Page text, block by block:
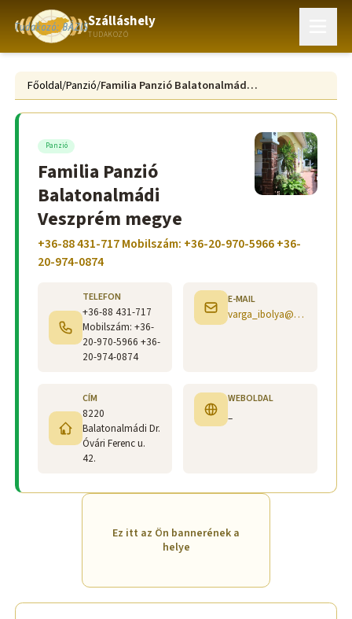
Szálláshely
TUDAKOZÓ
Főoldal/Panzió/ Familia Panzió Balatonalmádi Veszprém megye
Panzió
Familia Panzió
Balatonalmádi
Veszprém megye
+36-88 431-717 Mobilszám: +36-20-970-5966 +36-
20-974-0874
TELEFON
+36-88 431-717
Mobilszám: +36-
20-970-5966 +36-
20-974-0874
E-MAIL
varga_ibolya@invitel.hu
CÍM
8220
Balatonalmádi Dr.
Óvári Ferenc u.
42.
WEBOLDAL
–
Ez itt az Ön bannerének a
helye